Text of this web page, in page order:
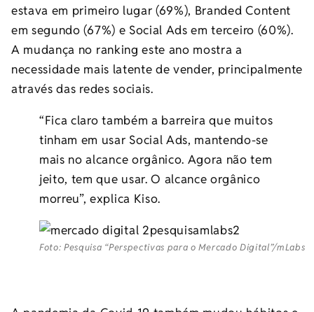
estava em primeiro lugar (69%), Branded Content
em segundo (67%) e Social Ads em terceiro (60%).
A mudança no ranking este ano mostra a
necessidade mais latente de vender, principalmente
através das redes sociais.
“Fica claro também a barreira que muitos
tinham em usar Social Ads, mantendo-se
mais no alcance orgânico. Agora não tem
jeito, tem que usar. O alcance orgânico
morreu”, explica Kiso.
Foto: Pesquisa “Perspectivas para o Mercado Digital”/mLabs